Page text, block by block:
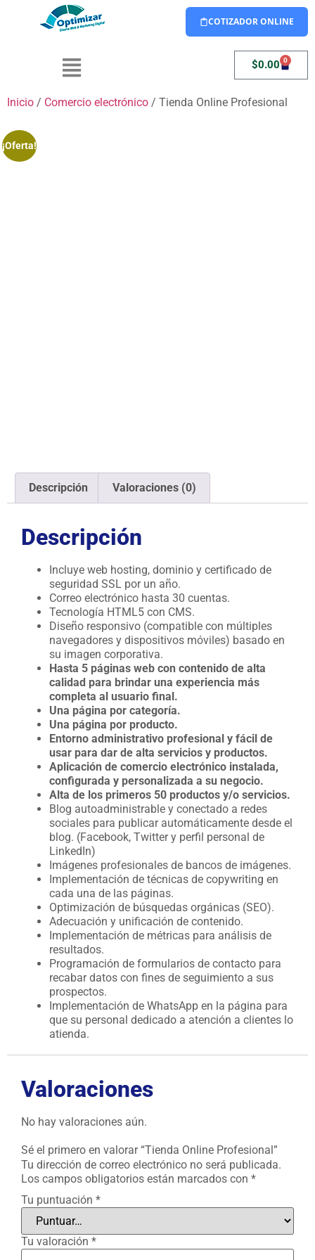
COTIZADOR ONLINE
$0.00 0
Inicio / Comercio electrónico / Tienda Online Profesional
¡Oferta!
Descripción Valoraciones (0)
Descripción
Incluye web hosting, dominio y certificado de
seguridad SSL por un año.
Correo electrónico hasta 30 cuentas.
Tecnología HTML5 con CMS.
Diseño responsivo (compatible con múltiples
navegadores y dispositivos móviles) basado en
su imagen corporativa.
Hasta 5 páginas web con contenido de alta
calidad para brindar una experiencia más
completa al usuario final.
Una página por categoría.
Una página por producto.
Entorno administrativo profesional y fácil de
usar para dar de alta servicios y productos.
Aplicación de comercio electrónico instalada,
configurada y personalizada a su negocio.
Alta de los primeros 50 productos y/o servicios.
Blog autoadministrable y conectado a redes
sociales para publicar automáticamente desde el
blog. (Facebook, Twitter y perfil personal de
LinkedIn)
Imágenes profesionales de bancos de imágenes.
Implementación de técnicas de copywriting en
cada una de las páginas.
Optimización de búsquedas orgánicas (SEO).
Adecuación y unificación de contenido.
Implementación de métricas para análisis de
resultados.
Programación de formularios de contacto para
recabar datos con fines de seguimiento a sus
prospectos.
Implementación de WhatsApp en la página para
que su personal dedicado a atención a clientes lo
atienda.
Valoraciones
No hay valoraciones aún.
Sé el primero en valorar “Tienda Online Profesional”
Tu dirección de correo electrónico no será publicada.
Los campos obligatorios están marcados con *
Tu puntuación *
Tu valoración *